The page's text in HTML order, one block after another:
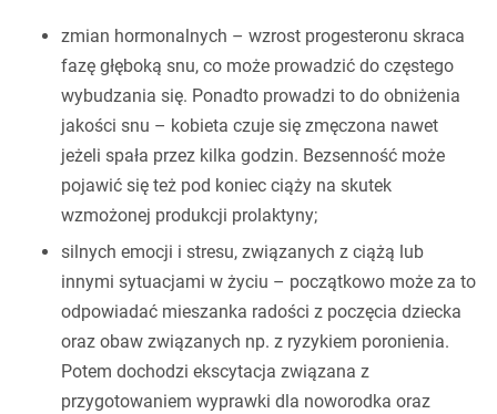
zmian hormonalnych – wzrost progesteronu skraca
fazę głęboką snu, co może prowadzić do częstego
wybudzania się. Ponadto prowadzi to do obniżenia
jakości snu – kobieta czuje się zmęczona nawet
jeżeli spała przez kilka godzin. Bezsenność może
pojawić się też pod koniec ciąży na skutek
wzmożonej produkcji prolaktyny;
silnych emocji i stresu, związanych z ciążą lub
innymi sytuacjami w życiu – początkowo może za to
odpowiadać mieszanka radości z poczęcia dziecka
oraz obaw związanych np. z ryzykiem poronienia.
Potem dochodzi ekscytacja związana z
przygotowaniem wyprawki dla noworodka oraz